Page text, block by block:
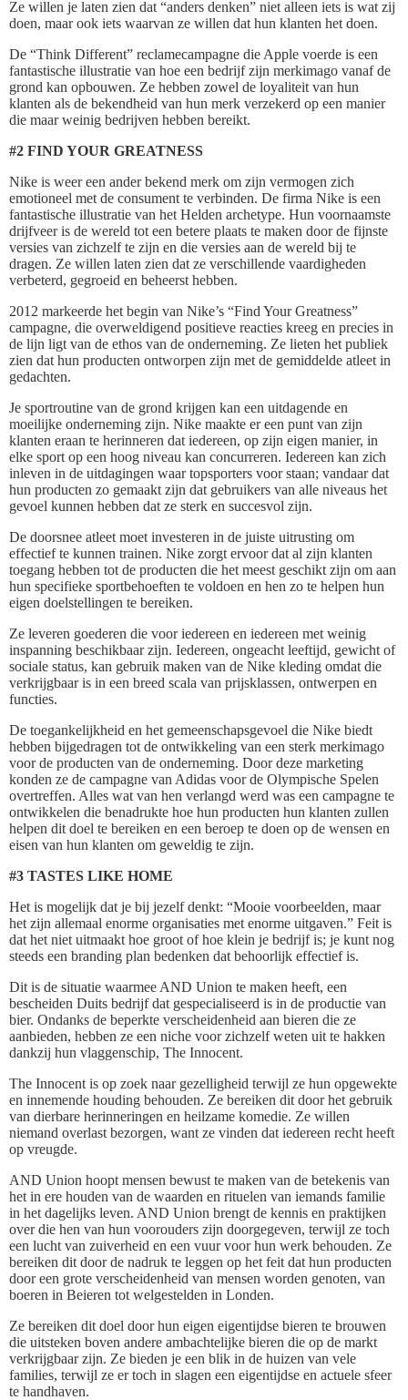
Ze willen je laten zien dat “anders denken” niet alleen iets is wat zij
doen, maar ook iets waarvan ze willen dat hun klanten het doen.
De “Think Different” reclamecampagne die Apple voerde is een
fantastische illustratie van hoe een bedrijf zijn merkimago vanaf de
grond kan opbouwen. Ze hebben zowel de loyaliteit van hun
klanten als de bekendheid van hun merk verzekerd op een manier
die maar weinig bedrijven hebben bereikt.
#2 FIND YOUR GREATNESS
Nike is weer een ander bekend merk om zijn vermogen zich
emotioneel met de consument te verbinden. De firma Nike is een
fantastische illustratie van het Helden archetype. Hun voornaamste
drijfveer is de wereld tot een betere plaats te maken door de fijnste
versies van zichzelf te zijn en die versies aan de wereld bij te
dragen. Ze willen laten zien dat ze verschillende vaardigheden
verbeterd, gegroeid en beheerst hebben.
2012 markeerde het begin van Nike’s “Find Your Greatness”
campagne, die overweldigend positieve reacties kreeg en precies in
de lijn ligt van de ethos van de onderneming. Ze lieten het publiek
zien dat hun producten ontworpen zijn met de gemiddelde atleet in
gedachten.
Je sportroutine van de grond krijgen kan een uitdagende en
moeilijke onderneming zijn. Nike maakte er een punt van zijn
klanten eraan te herinneren dat iedereen, op zijn eigen manier, in
elke sport op een hoog niveau kan concurreren. Iedereen kan zich
inleven in de uitdagingen waar topsporters voor staan; vandaar dat
hun producten zo gemaakt zijn dat gebruikers van alle niveaus het
gevoel kunnen hebben dat ze sterk en succesvol zijn.
De doorsnee atleet moet investeren in de juiste uitrusting om
effectief te kunnen trainen. Nike zorgt ervoor dat al zijn klanten
toegang hebben tot de producten die het meest geschikt zijn om aan
hun specifieke sportbehoeften te voldoen en hen zo te helpen hun
eigen doelstellingen te bereiken.
Ze leveren goederen die voor iedereen en iedereen met weinig
inspanning beschikbaar zijn. Iedereen, ongeacht leeftijd, gewicht of
sociale status, kan gebruik maken van de Nike kleding omdat die
verkrijgbaar is in een breed scala van prijsklassen, ontwerpen en
functies.
De toegankelijkheid en het gemeenschapsgevoel die Nike biedt
hebben bijgedragen tot de ontwikkeling van een sterk merkimago
voor de producten van de onderneming. Door deze marketing
konden ze de campagne van Adidas voor de Olympische Spelen
overtreffen. Alles wat van hen verlangd werd was een campagne te
ontwikkelen die benadrukte hoe hun producten hun klanten zullen
helpen dit doel te bereiken en een beroep te doen op de wensen en
eisen van hun klanten om geweldig te zijn.
#3 TASTES LIKE HOME
Het is mogelijk dat je bij jezelf denkt: “Mooie voorbeelden, maar
het zijn allemaal enorme organisaties met enorme uitgaven.” Feit is
dat het niet uitmaakt hoe groot of hoe klein je bedrijf is; je kunt nog
steeds een branding plan bedenken dat behoorlijk effectief is.
Dit is de situatie waarmee AND Union te maken heeft, een
bescheiden Duits bedrijf dat gespecialiseerd is in de productie van
bier. Ondanks de beperkte verscheidenheid aan bieren die ze
aanbieden, hebben ze een niche voor zichzelf weten uit te hakken
dankzij hun vlaggenschip, The Innocent.
The Innocent is op zoek naar gezelligheid terwijl ze hun opgewekte
en innemende houding behouden. Ze bereiken dit door het gebruik
van dierbare herinneringen en heilzame komedie. Ze willen
niemand overlast bezorgen, want ze vinden dat iedereen recht heeft
op vreugde.
AND Union hoopt mensen bewust te maken van de betekenis van
het in ere houden van de waarden en rituelen van iemands familie
in het dagelijks leven. AND Union brengt de kennis en praktijken
over die hen van hun voorouders zijn doorgegeven, terwijl ze toch
een lucht van zuiverheid en een vuur voor hun werk behouden. Ze
bereiken dit door de nadruk te leggen op het feit dat hun producten
door een grote verscheidenheid van mensen worden genoten, van
boeren in Beieren tot welgestelden in Londen.
Ze bereiken dit doel door hun eigen eigentijdse bieren te brouwen
die uitsteken boven andere ambachtelijke bieren die op de markt
verkrijgbaar zijn. Ze bieden je een blik in de huizen van vele
families, terwijl ze er toch in slagen een eigentijdse en actuele sfeer
te handhaven.